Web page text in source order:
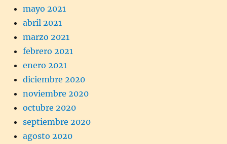
mayo 2021
abril 2021
marzo 2021
febrero 2021
enero 2021
diciembre 2020
noviembre 2020
octubre 2020
septiembre 2020
agosto 2020